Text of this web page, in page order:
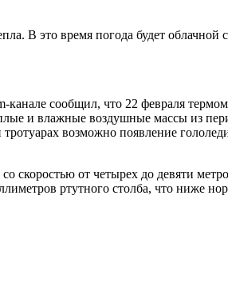
В это время погода будет
сообщил, что 22 февраля
и влажные воздушные массы из
возможно появление
от четырех до девяти
ртутного столба, что ниже